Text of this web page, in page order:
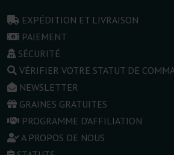
EXPÉDITION ET LIVRAISON
PAIEMENT
SÉCURITÉ
VÉRIFIER VOTRE STATUT DE
NEWSLETTER
GRAINES GRATUITES
PROGRAMME D'AFFILIATION
A PROPOS DE NOUS